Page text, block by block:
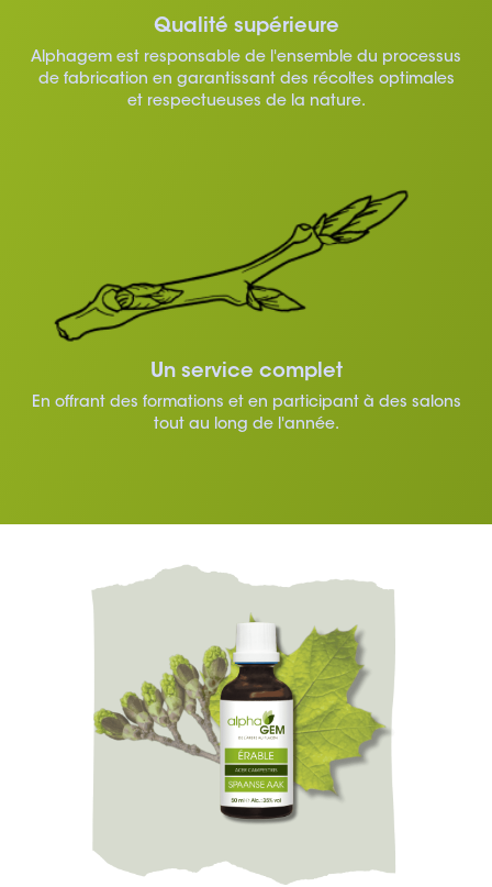
Qualité supérieure
Alphagem est responsable de l'ensemble du processus
de fabrication en garantissant des récoltes optimales
et respectueuses de la nature.
Un service complet
En offrant des formations et en participant à des salons
tout au long de l'année.